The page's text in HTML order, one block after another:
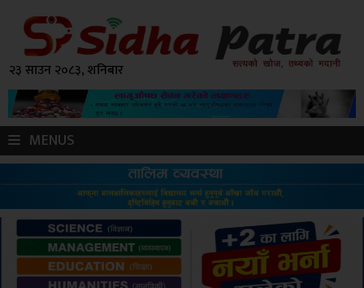
२३ साउन २०८३, शनिबार
MENUS